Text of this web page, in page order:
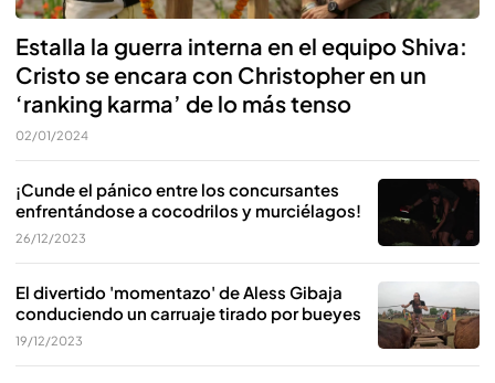
Estalla la guerra interna en el equipo Shiva:
Cristo se encara con Christopher en un
‘ranking karma’ de lo más tenso
02/01/2024
¡Cunde el pánico entre los concursantes
enfrentándose a cocodrilos y murciélagos!
26/12/2023
El divertido 'momentazo' de Aless Gibaja
conduciendo un carruaje tirado por bueyes
19/12/2023